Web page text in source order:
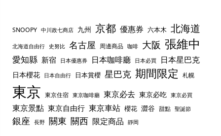
SNOOPY 中川政七商店 九州 京都 優惠券 六本木 北海道
北海道自由行 史努比 名古屋 周邊商品 咖啡 大阪 張維中
愛知縣 新宿 日本優惠券 日本咖啡廳 日本必買 日本星巴克
日本櫻花 日本自由行 日本賞櫻 星巴克 期間限定 札幌
東京 東京住宿 東京咖啡廳 東京必去 東京必吃 東京必買
東京景點 東京自由行 東京車站 櫻花 澀谷 甜點 聖誕節
銀座 長野 關東 關西 限定商品 靜岡